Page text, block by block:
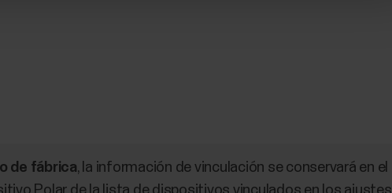
de fábrica, la información de vinculación se conservará en el